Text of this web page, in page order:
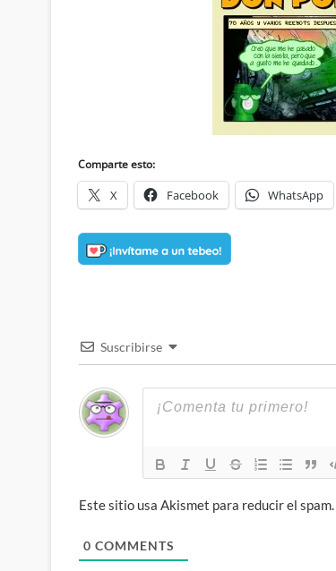
Comparte esto:
X Facebook WhatsApp
Suscribirse
Este sitio usa Akismet para reducir el spam.
0 COMMENTS